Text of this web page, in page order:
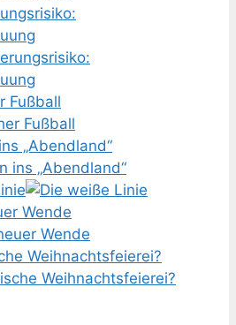
Fußball
„Abendland“
Wende
Weihnachtsfeierei?